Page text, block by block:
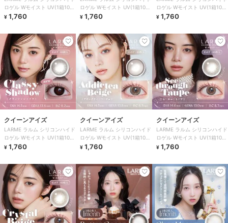
ロゲル Wモイスト UV(1箱10
枚)
¥ 1,760
ロゲル Wモイスト UV(1箱10
枚)
¥ 1,760
ロゲル Wモイスト UV(1箱10
枚)
¥ 1,760
クイーンアイズ
LARME ラルム シリコンハイド
ロゲル Wモイスト UV(1箱10
枚)
¥ 1,760
クイーンアイズ
LARME ラルム シリコンハイド
ロゲル Wモイスト UV(1箱10
枚)
¥ 1,760
クイーンアイズ
LARME ラルム シリコンハイド
ロゲル Wモイスト UV(1箱10
枚)
¥ 1,760